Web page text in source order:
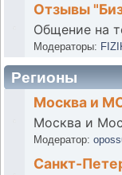
Отзывы
Общение на
Модераторы:
Регионы
Москва и
Москва и
Модератор:
Санкт-